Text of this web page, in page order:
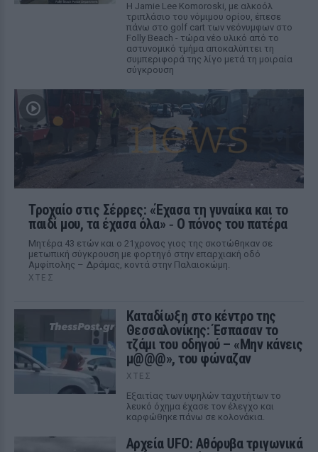
Η Jamie Lee Komoroski, με αλκοόλ
τριπλάσιο του νόμιμου ορίου, έπεσε
πάνω στο golf cart των νεόνυμφων στο
Folly Beach - τώρα νέο υλικό από το
αστυνομικό τμήμα αποκαλύπτει τη
συμπεριφορά της λίγο μετά τη μοιραία
σύγκρουση
Τροχαίο στις Σέρρες: «Έχασα τη γυναίκα και το
παιδί μου, τα έχασα όλα» ‑ Ο πόνος του πατέρα
Μητέρα 43 ετών και ο 21χρονος γιος της σκοτώθηκαν σε
μετωπική σύγκρουση με φορτηγό στην επαρχιακή οδό
Αμφίπολης – Δράμας, κοντά στην Παλαιοκώμη.
ΧΤΕΣ
Καταδίωξη στο κέντρο της
Θεσσαλονίκης: Έσπασαν το
τζάμι του οδηγού – «Μην κάνεις
μ@@@», του φώναζαν
ΧΤΕΣ
Εξαιτίας των υψηλών ταχυτήτων το
λευκό όχημα έχασε τον έλεγχο και
καρφώθηκε πάνω σε κολονάκια.
Αρχεία UFO: Αθόρυβα τριγωνικά